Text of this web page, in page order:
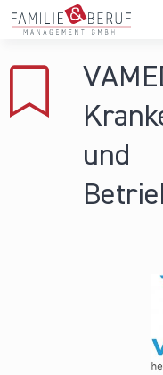
Direkt zum Inhalt
Gemeinden
Persönliche Vereinbarkeit
und